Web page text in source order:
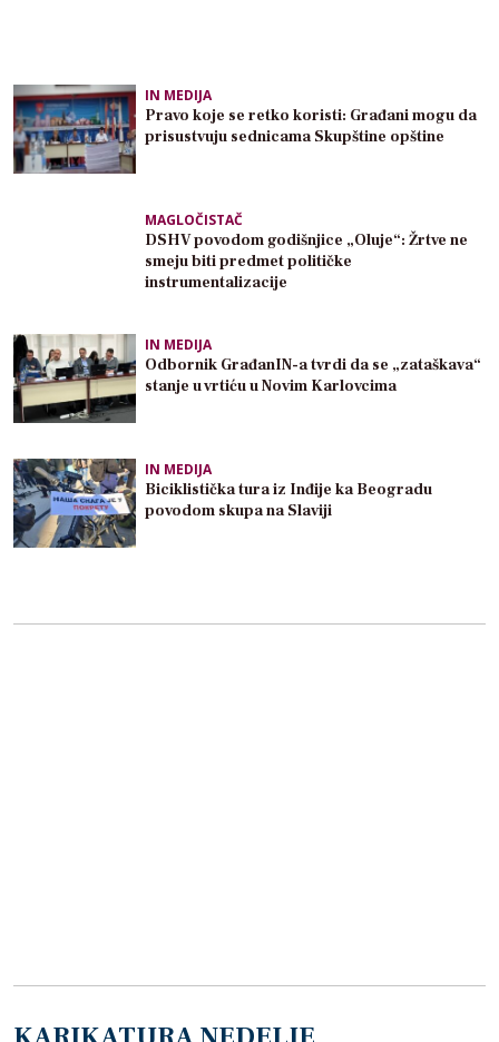
IN MEDIJA
Pravo koje se retko koristi: Građani mogu da
prisustvuju sednicama Skupštine opštine
MAGLOČISTAČ
DSHV povodom godišnjice „Oluje“: Žrtve ne
smeju biti predmet političke
instrumentalizacije
IN MEDIJA
Odbornik GrađanIN-a tvrdi da se „zataškava“
stanje u vrtiću u Novim Karlovcima
IN MEDIJA
Biciklistička tura iz Inđije ka Beogradu
povodom skupa na Slaviji